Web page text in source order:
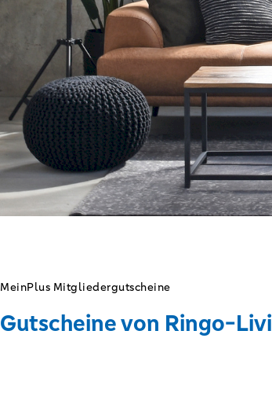
MeinPlus Mitgliedergutscheine
Gutscheine von Ringo-